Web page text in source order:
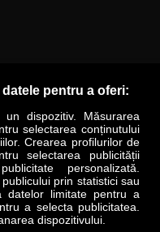
SPECIAL OPINII
Revista Business Magazin
pentru a oferi:
dispozitiv. Măsurarea
selectarea conținutului
Crearea profilurilor de
selectarea publicității
personalizată.
prin statistici sau
datelor limitate pentru a
a selecta publicitatea.
dispozitivului.